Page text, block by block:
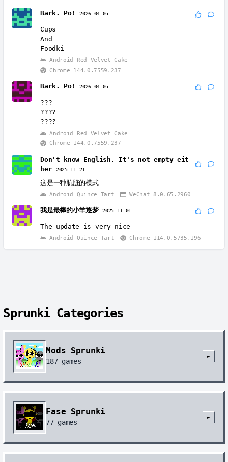
Bark. Po! 2026-04-05
Cups
And
Foodki
Android Red Velvet Cake
Chrome 144.0.7559.237
Bark. Po! 2026-04-05
???
????
????
Android Red Velvet Cake
Chrome 144.0.7559.237
Don't know English. It's not empty eit
her
2025-11-21
这是一种肮脏的模式
Android Quince Tart WeChat 8.0.65.2960
我是最棒的小羊逐梦 2025-11-01
The update is very nice
Android Quince Tart Chrome 114.0.5735.196
Sprunki Categories
Mods Sprunki
187games
►
Fase Sprunki
77games
►